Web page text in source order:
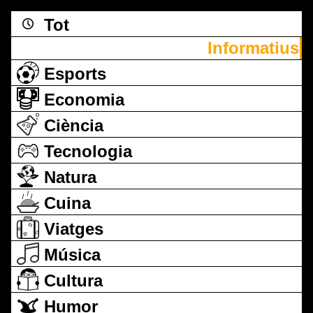
Tot
Informatius
Esports
Economia
Ciència
Tecnologia
Natura
Cuina
Viatges
Música
Cultura
Humor